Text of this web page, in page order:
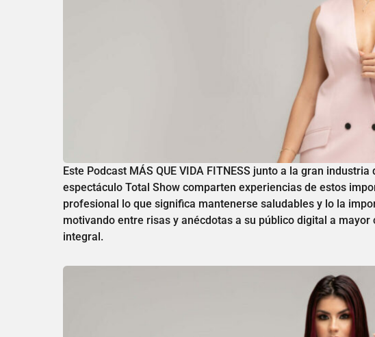
Este Podcast MÁS QUE VIDA FITNESS junto a la gran
espectáculo Total Show comparten experiencias de estos
profesional lo que significa mantenerse saludables y lo la
motivando entre risas y anécdotas a su público digital a
integral.